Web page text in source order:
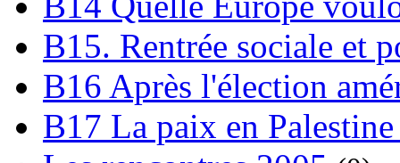
B15. Rentrée sociale et
B16 Après l'élection
B17 La paix en